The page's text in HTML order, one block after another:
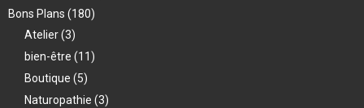
Bons Plans (180)
Atelier(3)
bien-être (11)
Boutique (5)
Naturopathie (3)